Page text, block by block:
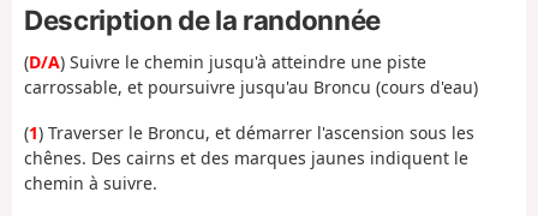
Description de la randonnée
(D/A) Suivre le chemin jusqu'à atteindre une piste
carrossable, et poursuivre jusqu'au Broncu (cours d'eau)
(1) Traverser le Broncu, et démarrer l'ascension sous les
chênes. Des cairns et des marques jaunes indiquent le
chemin à suivre.